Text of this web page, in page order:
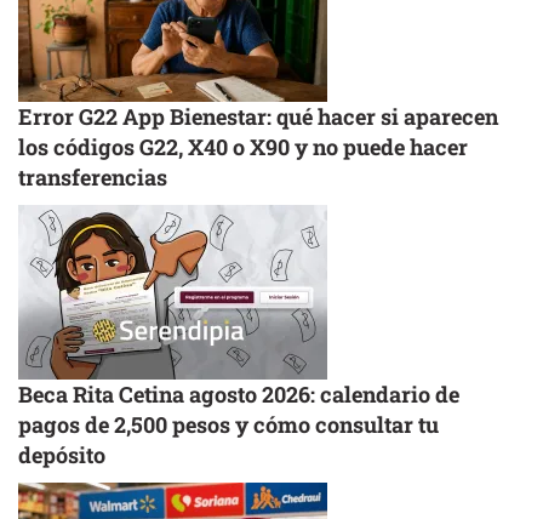
Error G22 App Bienestar: qué hacer si aparecen
los códigos G22, X40 o X90 y no puede hacer
transferencias
Beca Rita Cetina agosto 2026: calendario de
pagos de 2,500 pesos y cómo consultar tu
depósito